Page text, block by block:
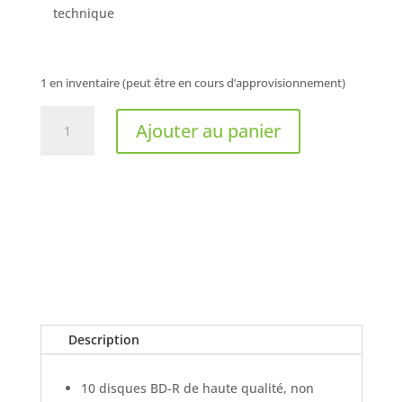
technique
1 en inventaire (peut être en cours d’approvisionnement)
de
25gb,
Ajouter au panier
Description
10 disques BD-R de haute qualité, non